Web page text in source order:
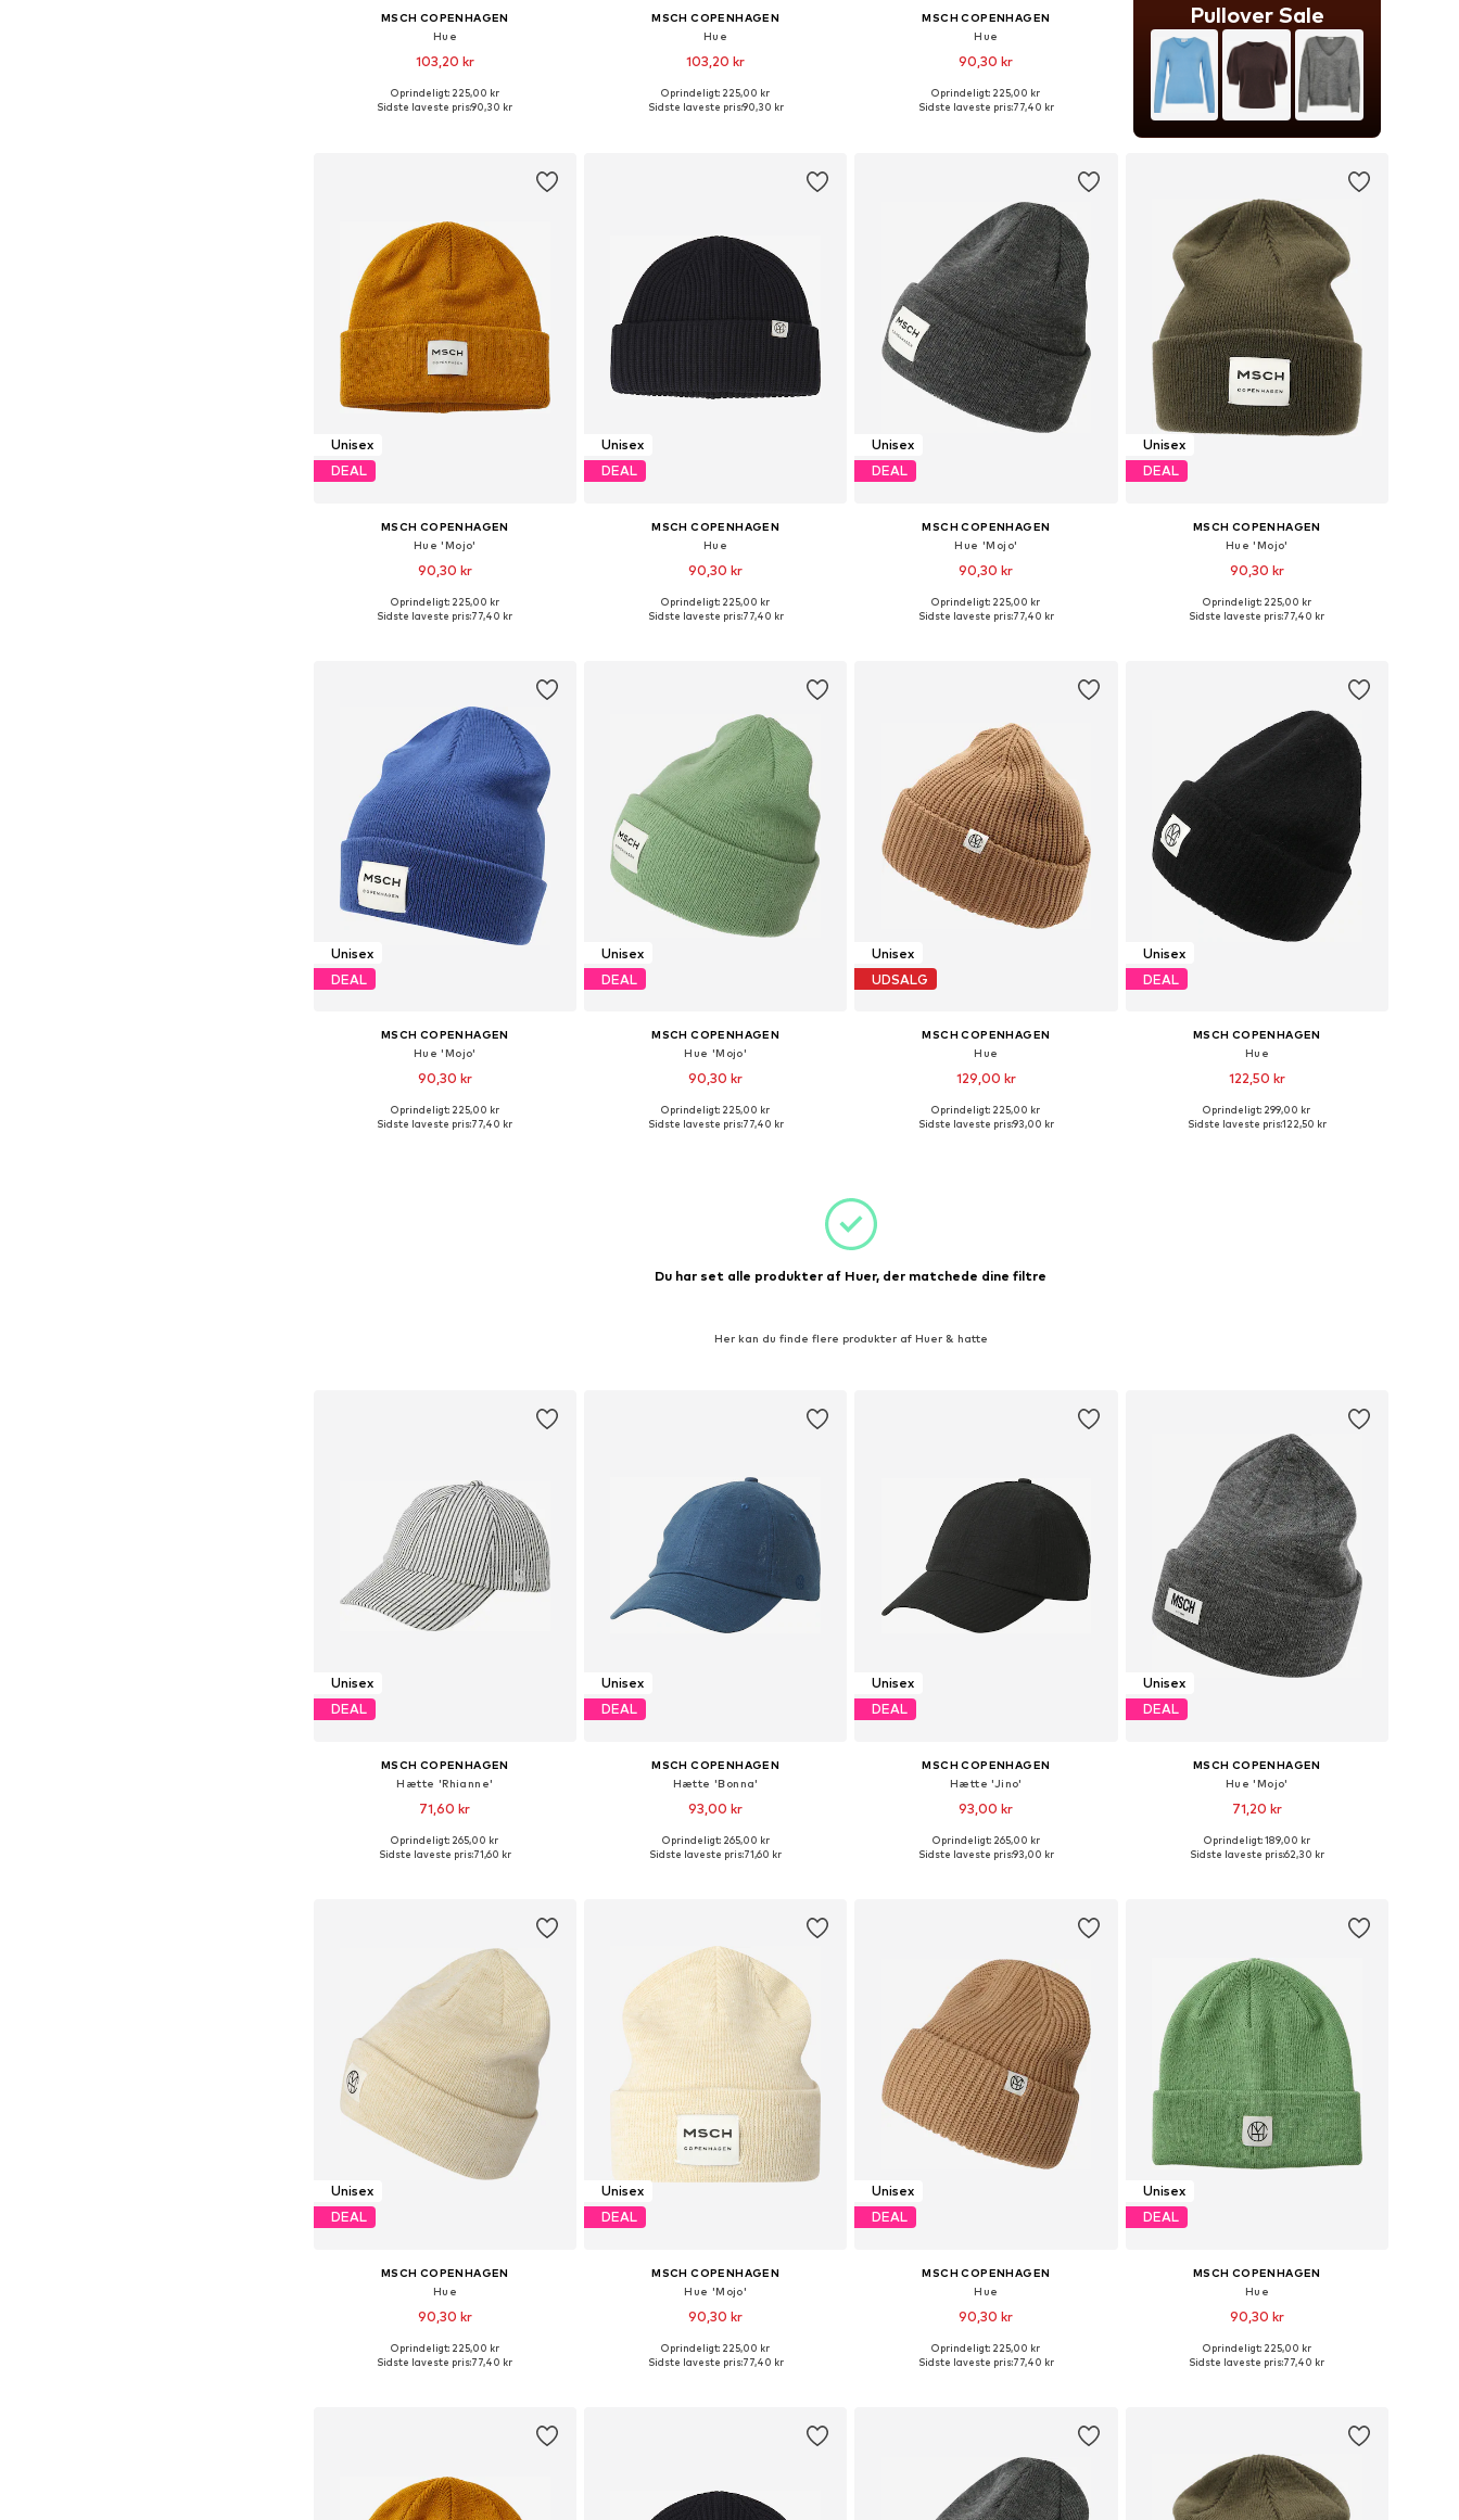
MSCH COPENHAGEN
Hue
103,20 kr
Tilgængelige størrelser: 55-60
Oprindeligt: 225,00 kr
Sidste laveste pris:90,30 kr
MSCH COPENHAGEN
Hue
103,20 kr
Tilgængelige størrelser: 55-60
Oprindeligt: 225,00 kr
Sidste laveste pris:90,30 kr
MSCH COPENHAGEN
Hue
90,30 kr
Tilgængelige størrelser: 55-60
Oprindeligt: 225,00 kr
Sidste laveste pris:77,40 kr
Pullover Sale
Unisex
DEAL
MSCH COPENHAGEN
Hue 'Mojo'
90,30 kr
+2
Tilgængelige størrelser: 55-60
Oprindeligt: 225,00 kr
Sidste laveste pris:77,40 kr
Unisex
DEAL
MSCH COPENHAGEN
Hue
90,30 kr
Tilgængelige størrelser: 55-60
Oprindeligt: 225,00 kr
Sidste laveste pris:77,40 kr
Unisex
DEAL
MSCH COPENHAGEN
Hue 'Mojo'
90,30 kr
+2
Tilgængelige størrelser: 55-60
Oprindeligt: 225,00 kr
Sidste laveste pris:77,40 kr
Unisex
DEAL
MSCH COPENHAGEN
Hue 'Mojo'
90,30 kr
+2
Tilgængelige størrelser: 55-60
Oprindeligt: 225,00 kr
Sidste laveste pris:77,40 kr
Unisex
DEAL
MSCH COPENHAGEN
Hue 'Mojo'
90,30 kr
+2
Tilgængelige størrelser: 55-60
Oprindeligt: 225,00 kr
Sidste laveste pris:77,40 kr
Unisex
DEAL
MSCH COPENHAGEN
Hue 'Mojo'
90,30 kr
+2
Tilgængelige størrelser: 55-60
Oprindeligt: 225,00 kr
Sidste laveste pris:77,40 kr
Unisex
UDSALG
MSCH COPENHAGEN
Hue
129,00 kr
Tilgængelige størrelser: 55-60
Oprindeligt: 225,00 kr
Sidste laveste pris:93,00 kr
Unisex
DEAL
MSCH COPENHAGEN
Hue
122,50 kr
Tilgængelige størrelser: 55-60
Oprindeligt: 299,00 kr
Sidste laveste pris:122,50 kr
Du har set alle produkter af Huer, der matchede dine filtre
Her kan du finde flere produkter af Huer & hatte
Unisex
DEAL
MSCH COPENHAGEN
Hætte 'Rhianne'
71,60 kr
Tilgængelige størrelser: 55-60
Oprindeligt: 265,00 kr
Sidste laveste pris:71,60 kr
Unisex
DEAL
MSCH COPENHAGEN
Hætte 'Bonna'
93,00 kr
Tilgængelige størrelser: 55-60
Oprindeligt: 265,00 kr
Sidste laveste pris:71,60 kr
Unisex
DEAL
MSCH COPENHAGEN
Hætte 'Jino'
93,00 kr
Tilgængelige størrelser: 55-60
Oprindeligt: 265,00 kr
Sidste laveste pris:93,00 kr
Unisex
DEAL
MSCH COPENHAGEN
Hue 'Mojo'
71,20 kr
Tilgængelige størrelser: 55-60
Oprindeligt: 189,00 kr
Sidste laveste pris:62,30 kr
Unisex
DEAL
MSCH COPENHAGEN
Hue
90,30 kr
Tilgængelige størrelser: 55-60
Oprindeligt: 225,00 kr
Sidste laveste pris:77,40 kr
Unisex
DEAL
MSCH COPENHAGEN
Hue 'Mojo'
90,30 kr
+2
Tilgængelige størrelser: 55-60
Oprindeligt: 225,00 kr
Sidste laveste pris:77,40 kr
Unisex
DEAL
MSCH COPENHAGEN
Hue
90,30 kr
Tilgængelige størrelser: 55-60
Oprindeligt: 225,00 kr
Sidste laveste pris:77,40 kr
Unisex
DEAL
MSCH COPENHAGEN
Hue
90,30 kr
Tilgængelige størrelser: 55-60
Oprindeligt: 225,00 kr
Sidste laveste pris:77,40 kr